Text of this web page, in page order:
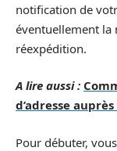
notification de
éventuellement la
réexpédition.
A lire aussi :
d’adresse
Pour débuter,